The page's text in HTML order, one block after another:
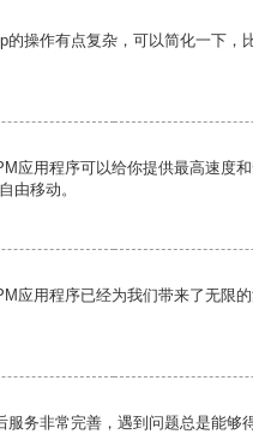
的操作有点复杂，可以简化一下，
应用程序可以给你提供最高速度
由移动。
应用程序已经为我们带来了无限
服务非常完善，遇到问题总是能够